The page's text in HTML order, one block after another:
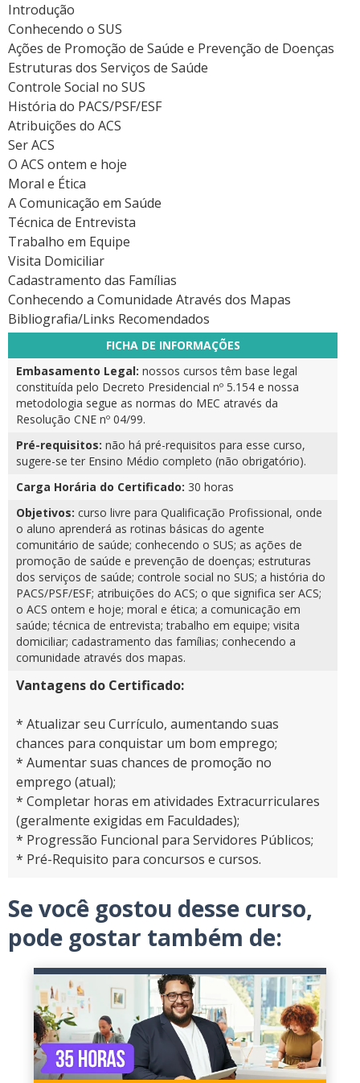
Introdução
Conhecendo o SUS
Ações de Promoção de Saúde e Prevenção de Doenças
Estruturas dos Serviços de Saúde
Controle Social no SUS
História do PACS/PSF/ESF
Atribuições do ACS
Ser ACS
O ACS ontem e hoje
Moral e Ética
A Comunicação em Saúde
Técnica de Entrevista
Trabalho em Equipe
Visita Domiciliar
Cadastramento das Famílias
Conhecendo a Comunidade Através dos Mapas
Bibliografia/Links Recomendados
FICHA DE INFORMAÇÕES
Embasamento Legal: nossos cursos têm base legal
constituída pelo Decreto Presidencial nº 5.154 e nossa
metodologia segue as normas do MEC através da
Resolução CNE nº 04/99.
Pré-requisitos: não há pré-requisitos para esse curso,
sugere-se ter Ensino Médio completo (não obrigatório).
Carga Horária do Certificado: 30 horas
Objetivos: curso livre para Qualificação Profissional, onde
o aluno aprenderá as rotinas básicas do agente
comunitário de saúde; conhecendo o SUS; as ações de
promoção de saúde e prevenção de doenças; estruturas
dos serviços de saúde; controle social no SUS; a história do
PACS/PSF/ESF; atribuições do ACS; o que significa ser ACS;
o ACS ontem e hoje; moral e ética; a comunicação em
saúde; técnica de entrevista; trabalho em equipe; visita
domiciliar; cadastramento das famílias; conhecendo a
comunidade através dos mapas.
Vantagens do Certificado:
* Atualizar seu Currículo, aumentando suas
chances para conquistar um bom emprego;
* Aumentar suas chances de promoção no
emprego (atual);
* Completar horas em atividades Extracurriculares
(geralmente exigidas em Faculdades);
* Progressão Funcional para Servidores Públicos;
* Pré-Requisito para concursos e cursos.
Se você gostou desse curso,
pode gostar também de: